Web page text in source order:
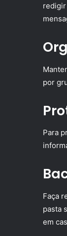
por
Para
Faça
pasta
em